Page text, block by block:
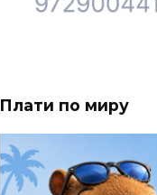
Плати по миру